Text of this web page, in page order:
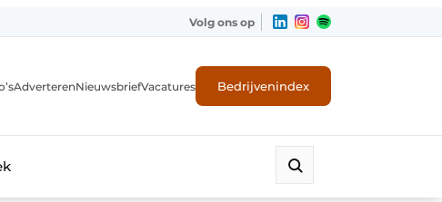
Volg ons op
AdverterenNieuwsbriefVacatures Bedrijvenindex